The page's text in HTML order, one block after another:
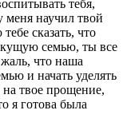
тебя,
меня научил твой
сказать, что
семью, ты все
что наша
и начать уделять
твое прощение,
я готова была